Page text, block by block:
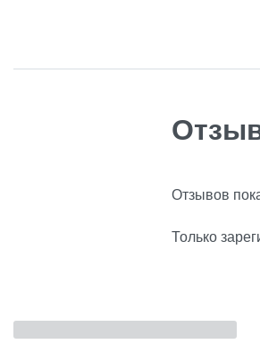
Отзывов
Только